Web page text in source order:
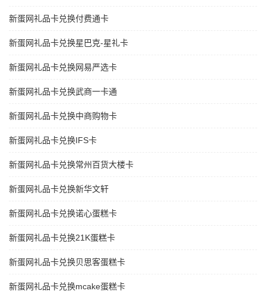
新蛋网礼品卡兑换付费通卡
新蛋网礼品卡兑换星巴克-星礼卡
新蛋网礼品卡兑换网易严选卡
新蛋网礼品卡兑换武商一卡通
新蛋网礼品卡兑换中商购物卡
新蛋网礼品卡兑换IFS卡
新蛋网礼品卡兑换常州百货大楼卡
新蛋网礼品卡兑换新华文轩
新蛋网礼品卡兑换诺心蛋糕卡
新蛋网礼品卡兑换21K蛋糕卡
新蛋网礼品卡兑换贝思客蛋糕卡
新蛋网礼品卡兑换mcake蛋糕卡